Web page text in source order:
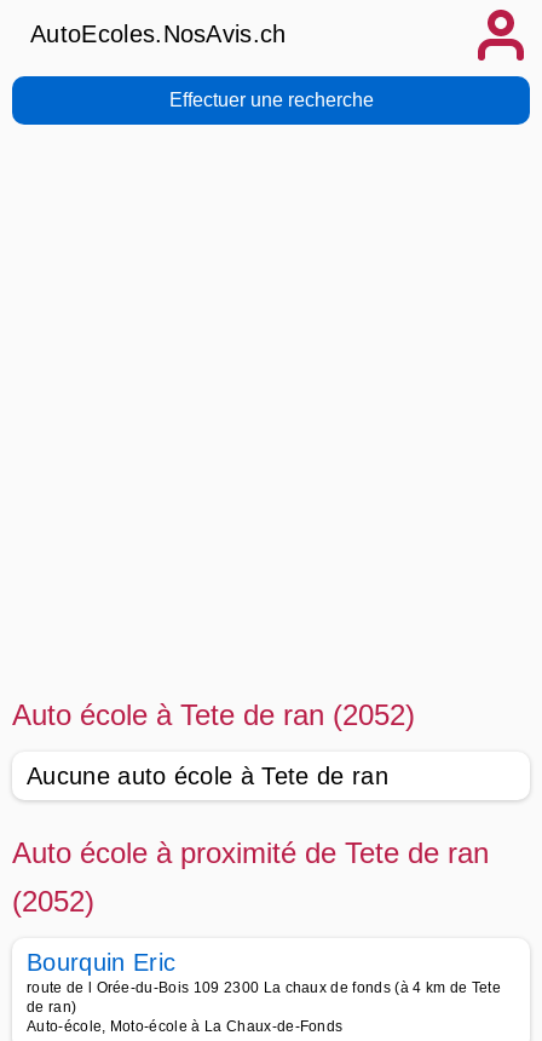
AutoEcoles.NosAvis.ch
Effectuer une recherche
Auto école à Tete de ran (2052)
Aucune auto école à Tete de ran
Auto école à proximité de Tete de ran
(2052)
Bourquin Eric
route de l Orée-du-Bois 109 2300 La chaux de fonds (à 4 km de Tete
de ran)
Auto-école, Moto-école à La Chaux-de-Fonds